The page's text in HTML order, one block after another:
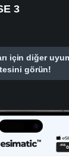
3
için diğer
görün!